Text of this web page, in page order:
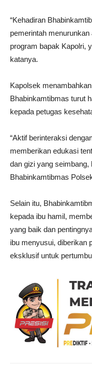
“Kehadiran
pemerintah
program bapak Kapolri,
katanya.
Kapolsek
Bhabinkamtibmas turut
kepada petugas
“Aktif berinteraksi
memberikan edukasi
dan gizi yang seimbang,
Bhabinkamtibmas
Selain itu,
kepada ibu hamil,
yang baik dan
ibu menyusui, diberikan
eksklusif untuk